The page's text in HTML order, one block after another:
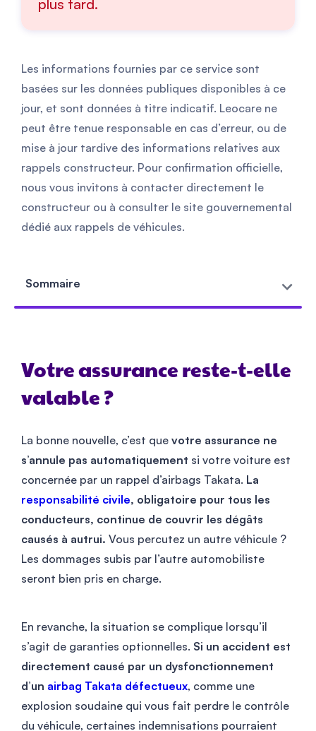
plus tard.
Les informations fournies par ce service sont
basées sur les données publiques disponibles à ce
jour, et sont données à titre indicatif. Leocare ne
peut être tenue responsable en cas d’erreur, ou de
mise à jour tardive des informations relatives aux
rappels constructeur. Pour confirmation officielle,
nous vous invitons à contacter directement le
constructeur ou à consulter le site gouvernemental
dédié aux rappels de véhicules.
Sommaire
Votre assurance reste-t-elle
valable ?
La bonne nouvelle, c’est que votre assurance ne
s’annule pas automatiquement si votre voiture est
concernée par un rappel d’airbags Takata. La
responsabilité civile, obligatoire pour tous les
conducteurs, continue de couvrir les dégâts
causés à autrui. Vous percutez un autre véhicule ?
Les dommages subis par l’autre automobiliste
seront bien pris en charge.
En revanche, la situation se complique lorsqu’il
s’agit de garanties optionnelles. Si un accident est
directement causé par un dysfonctionnement
d’un airbag Takata défectueux, comme une
explosion soudaine qui vous fait perdre le contrôle
du véhicule, certaines indemnisations pourraient